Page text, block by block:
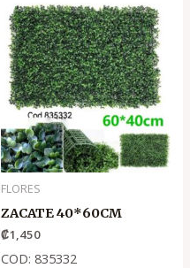
FLORES
ZACATE 40*60CM
₡1,450
COD: 835332